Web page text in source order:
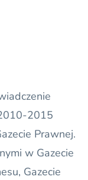
2015
Prawnej.
w Gazecie
Gazecie